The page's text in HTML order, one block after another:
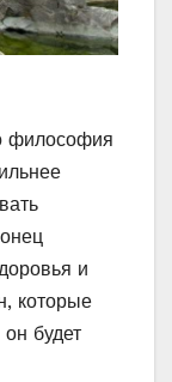
философия
и
которые
будет